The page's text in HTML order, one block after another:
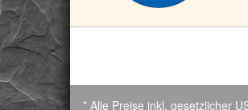
* Alle Preise inkl. gesetzlicher